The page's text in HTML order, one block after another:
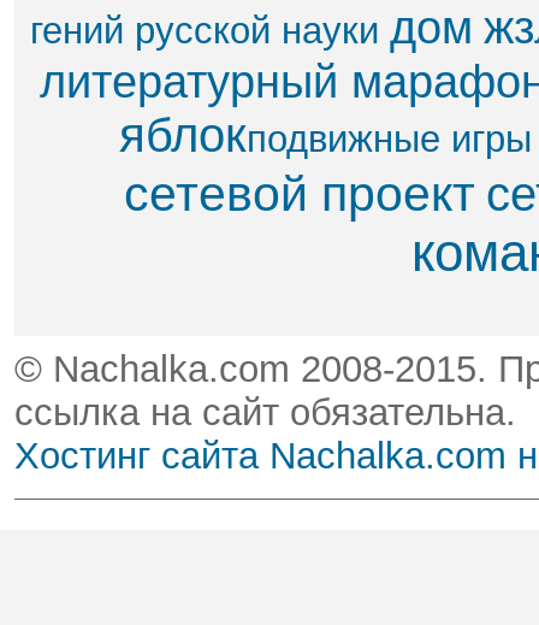
гений русской науки дом
литературный
яблок​подвижные игры
сетевой проект
© Nachalka.com 2008-2015.
ссылка на сайт обязательна.
Хостинг сайта Nachalka.com